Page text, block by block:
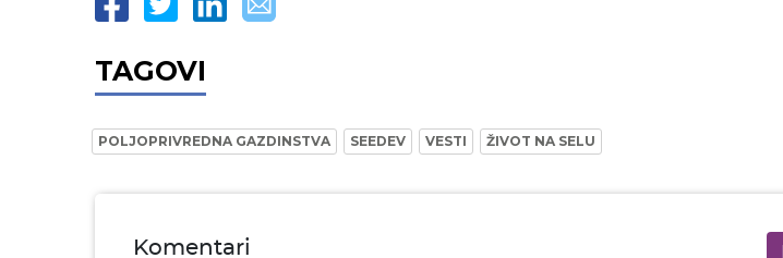
TAGOVI
POLJOPRIVREDNA GAZDINSTVA SEEDEV VESTI ŽIVOT NA SELU
Komentari